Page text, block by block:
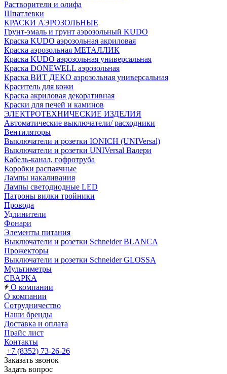
Растворители и олифа
Шпатлевки
КРАСКИ АЭРОЗОЛЬНЫЕ
Грунт-эмаль и грунт аэрозольный KUDO
Краска KUDO аэрозольная акриловая
Краска аэрозольная МЕТАЛЛИК
Краска KUDO аэрозольная универсальная
Краска DONEWELL аэрозольная
Краска ВИТ ДЕКО аэрозольная универсальная
Краситель для кожи
Краска акриловая декоративная
Краски для печей и каминов
ЭЛЕКТРОТЕХНИЧЕСКИЕ ИЗДЕЛИЯ
Автоматические выключатели/ расходники
Вентиляторы
Выключатели и розетки IONICH (UNIVersal)
Выключатели и розетки UNIVersal Валери
Кабель-канал, гофротруба
Коробки распаячные
Лампы накаливания
Лампы светодиодные LED
Патроны вилки тройники
Провода
Удлинители
Фонари
Элементы питания
Выключатели и розетки Schneider BLANCA
Прожекторы
Выключатели и розетки Schneider GLOSSA
Мультиметры
СВАРКА
О компании
О компании
Сотрудничество
Наши бренды
Доставка и оплата
Прайс лист
Контакты
+7 (8352) 73-26-26
Заказать звонок
Задать вопрос